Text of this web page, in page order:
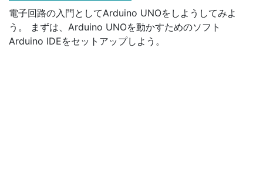
電子回路の入門としてArduino UNOをしようしてみよ
う。 まずは、Arduino UNOを動かすためのソフト
Arduino IDEをセットアップしよう。